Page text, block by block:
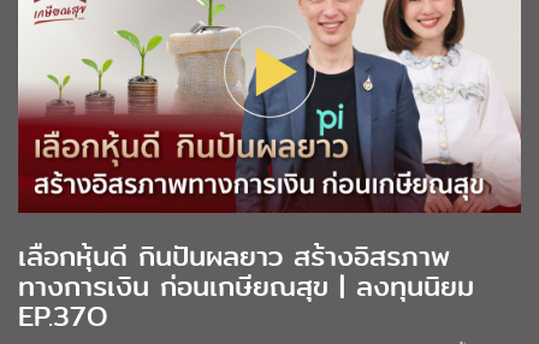
เลือกหุ้นดี กินปันผลยาว สร้างอิสรภาพ
ทางการเงิน ก่อนเกษียณสุข | ลงทุนนิยม
EP.37O